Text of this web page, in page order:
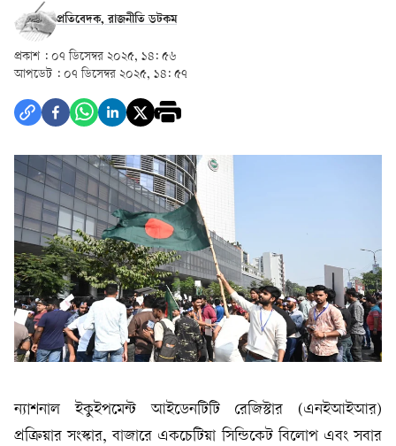
প্রতিবেদক, রাজনীতি ডটকম
প্রকাশ : ০৭ ডিসেম্বর ২০২৫, ১৪: ৫৬
আপডেট : ০৭ ডিসেম্বর ২০২৫, ১৪: ৫৭
ন্যাশনাল ইকুইপমেন্ট আইডেনটিটি রেজিস্টার (এনইআইআর)
প্রক্রিয়ার সংস্কার, বাজারে একচেটিয়া সিন্ডিকেট বিলোপ এবং সবার